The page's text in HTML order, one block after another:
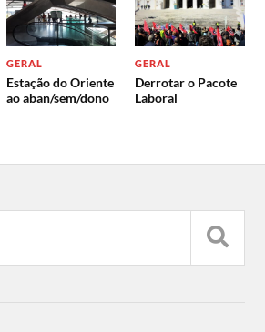
GERAL
Estação do Oriente
ao aban/sem/dono
GERAL
Derrotar o Pacote
Laboral